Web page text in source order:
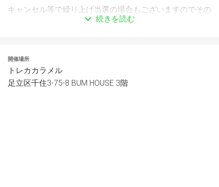
キャンセル等で繰り上げ当選の場合もございますのでその
際は、DMでご連絡いたします。
▫️受付場所
店舗レジで受付を行ってください。
続きを読む
開催場所
トレカカラメル
足立区千住3-75-8 BUM HOUSE 3階